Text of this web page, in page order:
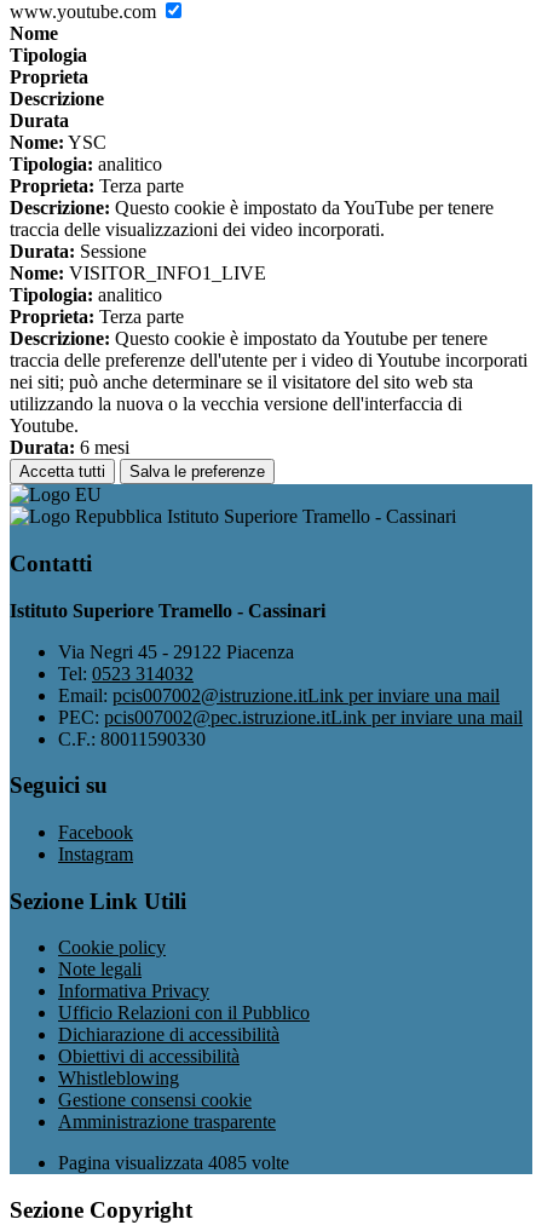
www.youtube.com
Nome
Tipologia
Proprieta
Descrizione
Durata
Nome: YSC
Tipologia: analitico
Proprieta: Terza parte
Descrizione: Questo cookie è impostato da YouTube per tenere
traccia delle visualizzazioni dei video incorporati.
Durata: Sessione
Nome: VISITOR_INFO1_LIVE
Tipologia: analitico
Proprieta: Terza parte
Descrizione: Questo cookie è impostato da Youtube per tenere
traccia delle preferenze dell'utente per i video di Youtube incorporati
nei siti; può anche determinare se il visitatore del sito web sta
utilizzando la nuova o la vecchia versione dell'interfaccia di
Youtube.
Durata: 6 mesi
Accetta tutti Salva le preferenze
Istituto Superiore Tramello - Cassinari
Contatti
Istituto Superiore Tramello - Cassinari
Via Negri 45 - 29122 Piacenza
Tel: 0523 314032
Email: pcis007002@istruzione.itLink per inviare una mail
PEC: pcis007002@pec.istruzione.itLink per inviare una mail
C.F.: 80011590330
Seguici su
Facebook
Instagram
Sezione Link Utili
Cookie policy
Note legali
Informativa Privacy
Ufficio Relazioni con il Pubblico
Dichiarazione di accessibilità
Obiettivi di accessibilità
Whistleblowing
Gestione consensi cookie
Amministrazione trasparente
Pagina visualizzata 4085 volte
Sezione Copyright